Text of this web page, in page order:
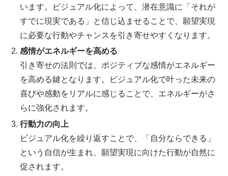
います。ビジュアル化によって、潜在意識に「それが
すでに現実である」と信じ込ませることで、願望実現
に必要な行動やチャンスを引き寄せやすくなります。
感情がエネルギーを高める
引き寄せの法則では、ポジティブな感情がエネルギー
を高める鍵となります。ビジュアル化で叶った未来の
喜びや感動をリアルに感じることで、エネルギーがさ
らに強化されます。
行動力の向上
ビジュアル化を繰り返すことで、「自分ならできる」
という自信が生まれ、願望実現に向けた行動が自然に
促されます。